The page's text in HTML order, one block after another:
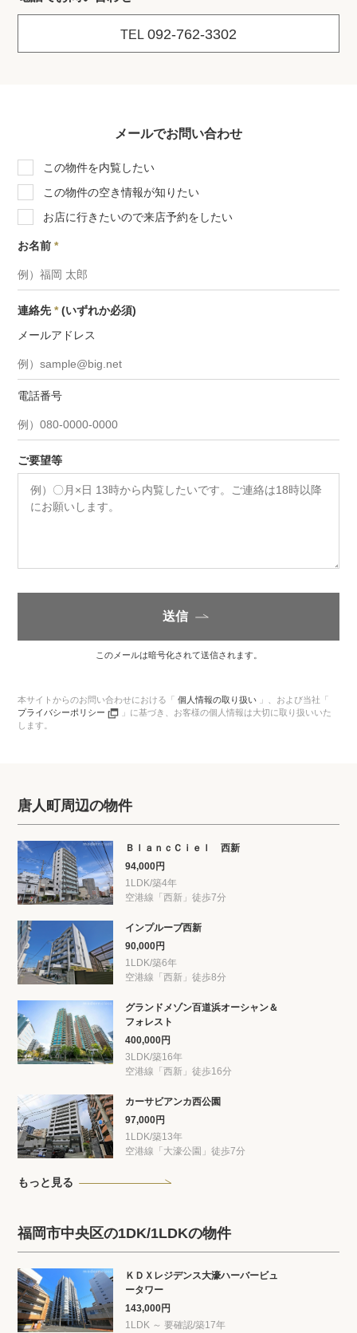
TEL 092-762-3302
メールでお問い合わせ
この物件を内覧したい
この物件の空き情報が知りたい
お店に行きたいので来店予約をしたい
お名前*
連絡先* (いずれか必須)
メールアドレス
電話番号
ご要望等
送信
このメールは暗号化されて送信されます。
本サイトからのお問い合わせにおける「個人情報の取り扱い 」、 および当社「
プライバシーポリシー
」に基づき、 お客様の個人情報は大切に取り扱いいた
します。
唐人町周辺の物件
ＢｌａｎｃＣｉｅｌ 西新
94,000円
1LDK/築4年
空港線「西新」徒歩7分
インプルーブ西新
90,000円
1LDK/築6年
空港線「西新」徒歩8分
グランドメゾン百道浜オーシャン＆
フォレスト
400,000円
3LDK/築16年
空港線「西新」徒歩16分
カーサビアンカ西公園
97,000円
1LDK/築13年
空港線「大濠公園」徒歩7分
もっと見る
福岡市中央区の1DK/1LDKの物件
ＫＤＸレジデンス大濠ハーバービュ
ータワー
143,000円
1LDK ～ 要確認/築17年